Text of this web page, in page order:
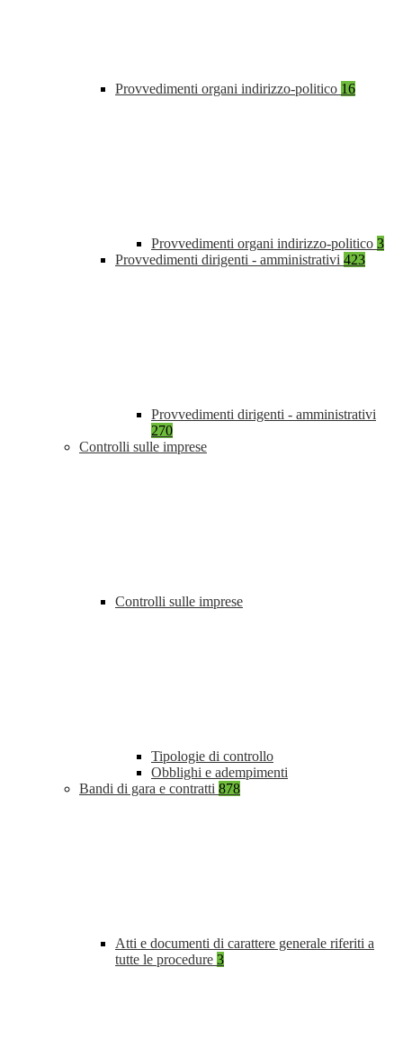
Provvedimenti organi indirizzo-politico 16
Provvedimenti organi indirizzo-politico 3
Provvedimenti dirigenti - amministrativi 423
Provvedimenti dirigenti - amministrativi
270
Controlli sulle imprese
Controlli sulle imprese
Tipologie di controllo
Obblighi e adempimenti
Bandi di gara e contratti 878
Atti e documenti di carattere generale riferiti a
tutte le procedure 3